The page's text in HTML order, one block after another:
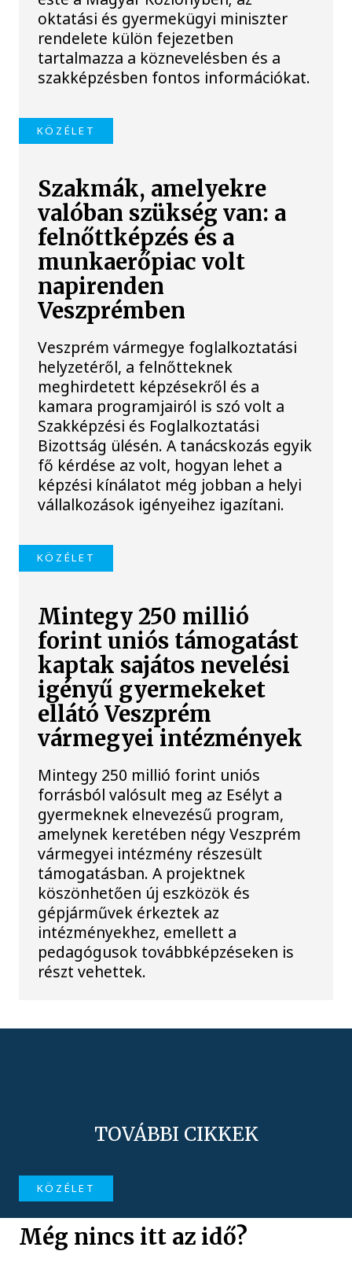
oktatási és gyermekügyi miniszter
rendelete külön fejezetben
tartalmazza a köznevelésben és a
szakképzésben fontos információkat.
KÖZÉLET
Szakmák, amelyekre
valóban szükség van: a
felnőttképzés és a
munkaerőpiac volt
napirenden
Veszprémben
Veszprém vármegye foglalkoztatási
helyzetéről, a felnőtteknek
meghirdetett képzésekről és a
kamara programjairól is szó volt a
Szakképzési és Foglalkoztatási
Bizottság ülésén. A tanácskozás egyik
fő kérdése az volt, hogyan lehet a
képzési kínálatot még jobban a helyi
vállalkozások igényeihez igazítani.
KÖZÉLET
Mintegy 250 millió
forint uniós támogatást
kaptak sajátos nevelési
igényű gyermekeket
ellátó Veszprém
vármegyei intézmények
Mintegy 250 millió forint uniós
forrásból valósult meg az Esélyt a
gyermeknek elnevezésű program,
amelynek keretében négy Veszprém
vármegyei intézmény részesült
támogatásban. A projektnek
köszönhetően új eszközök és
gépjárművek érkeztek az
intézményekhez, emellett a
pedagógusok továbbképzéseken is
részt vehettek.
TOVÁBBI CIKKEK
KÖZÉLET
Még nincs itt az idő?